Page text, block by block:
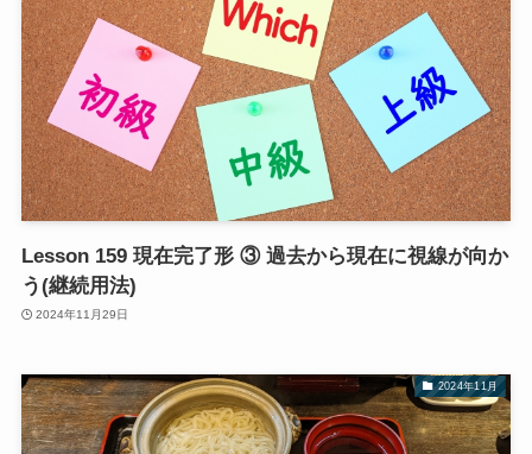
Lesson 159 現在完了形 ③ 過去から現在に視線が向か
う(継続用法)
2024年11月29日
2024年11月